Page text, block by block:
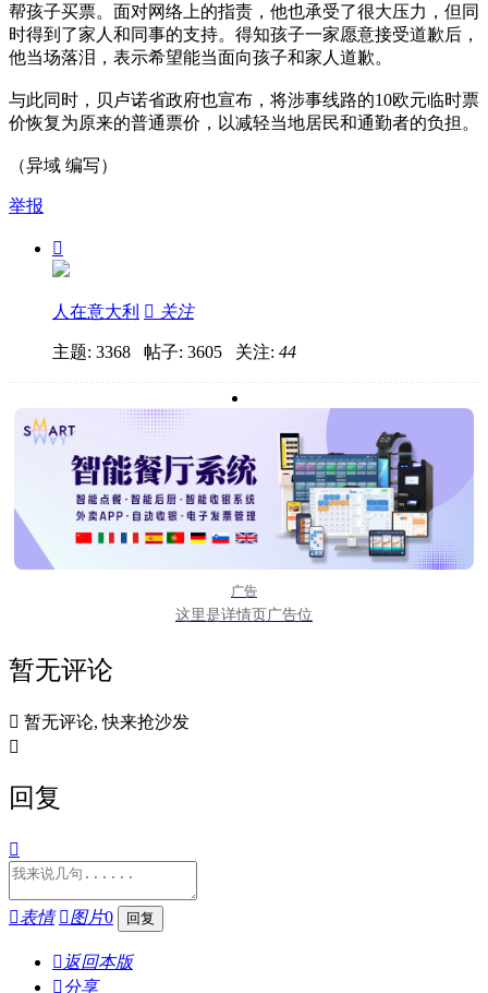
帮孩子买票。面对网络上的指责，他也承受了很大压力，但同
时得到了家人和同事的支持。得知孩子一家愿意接受道歉后，
他当场落泪，表示希望能当面向孩子和家人道歉。
与此同时，贝卢诺省政府也宣布，将涉事线路的10欧元临时票
价恢复为原来的普通票价，以减轻当地居民和通勤者的负担。
（异域 编写）
举报

人在意大利  关注
主题: 3368 帖子: 3605 关注: 44
广告
这里是详情页广告位
暂无评论
 暂无评论, 快来抢沙发

回复

表情 图片0
 返回本版
分享